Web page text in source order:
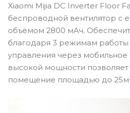
Xiaomi Mijia DC Inverter Floor
беспроводной вентилятор с
объёмом 2800 мАч.
благодаря 3 режимам
управления через
высокой мощности позволяет
помещение площадью до